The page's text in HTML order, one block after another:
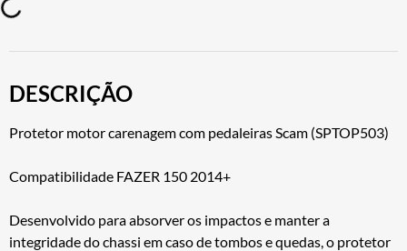
DESCRIÇÃO
Protetor motor carenagem com pedaleiras Scam (SPTOP503)
Compatibilidade FAZER 150 2014+
Desenvolvido para absorver os impactos e manter a
integridade do chassi em caso de tombos e quedas, o protetor